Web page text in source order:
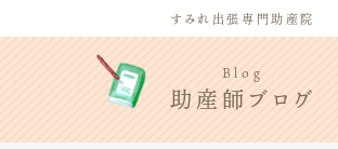
すみれ出張専門助産院
Blog
助産師ブログ